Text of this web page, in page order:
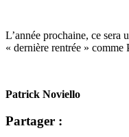
L’année prochaine, ce sera
« dernière rentrée » comme
Patrick Noviello
Partager :